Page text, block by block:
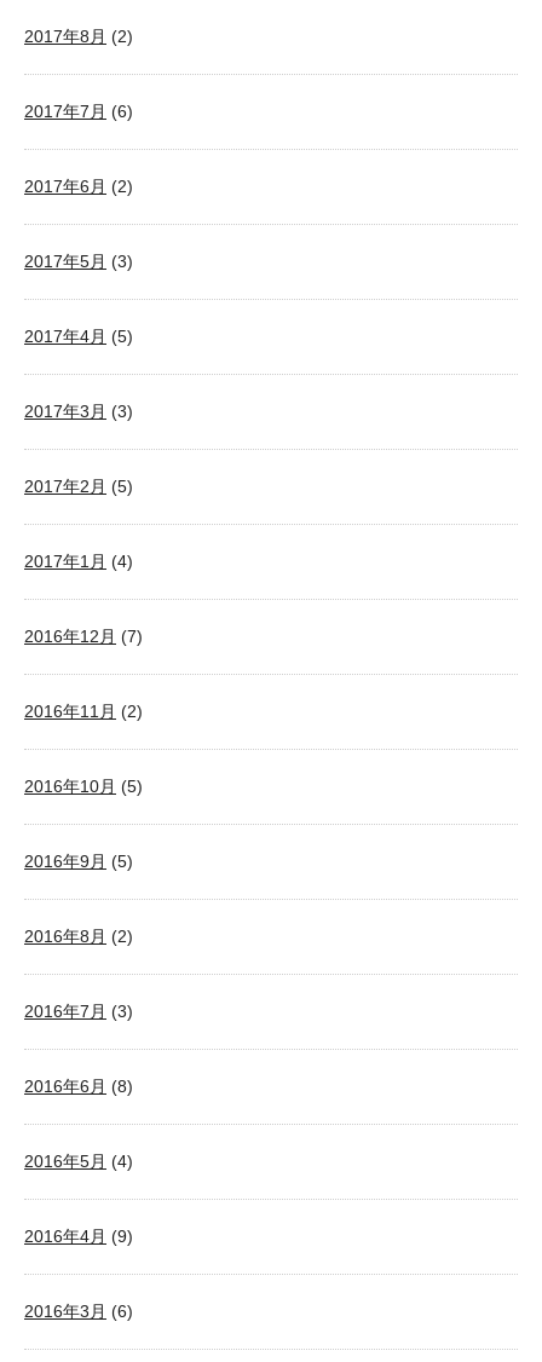
2017年8月 (2)
2017年7月 (6)
2017年6月 (2)
2017年5月 (3)
2017年4月 (5)
2017年3月 (3)
2017年2月 (5)
2017年1月 (4)
2016年12月 (7)
2016年11月 (2)
2016年10月 (5)
2016年9月 (5)
2016年8月 (2)
2016年7月 (3)
2016年6月 (8)
2016年5月 (4)
2016年4月 (9)
2016年3月 (6)